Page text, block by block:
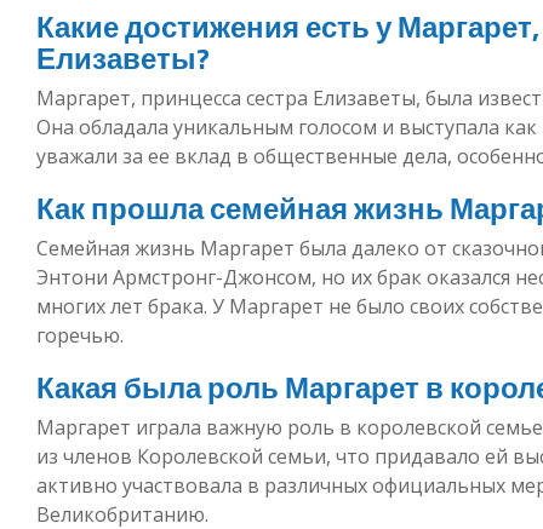
Какие достижения есть у
Елизаветы?
Маргарет, принцесса сестра Елизаветы, была
Она обладала уникальным голосом и выступала
уважали за ее вклад в общественные дела,
Как прошла семейная жизнь
Семейная жизнь Маргарет была далеко от
Энтони Армстронг-Джонсом, но их брак оказался
многих лет брака. У Маргарет не было своих
горечью.
Какая была роль Маргарет в
Маргарет играла важную роль в королевской
из членов Королевской семьи, что придавало ей
активно участвовала в различных официальных
Великобританию.